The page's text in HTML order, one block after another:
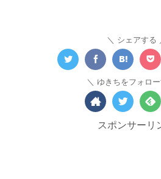
シェアする
ゆきちをフォロ
スポンサーリ